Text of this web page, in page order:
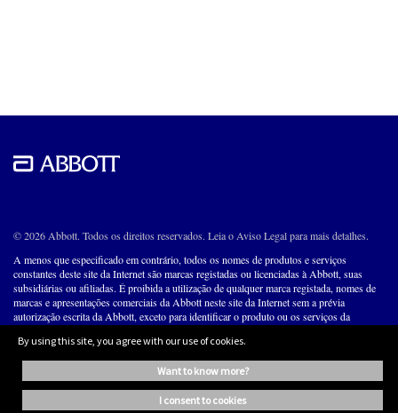
© 2026 Abbott. Todos os direitos reservados. Leia o Aviso Legal para mais detalhes.
A menos que especificado em contrário, todos os nomes de produtos e serviços
constantes deste site da Internet são marcas registadas ou licenciadas à Abbott, suas
subsidiárias ou afiliadas. É proibida a utilização de qualquer marca registada, nomes de
marcas e apresentações comerciais da Abbott neste site da Internet sem a prévia
autorização escrita da Abbott, exceto para identificar o produto ou os serviços da
ABBOTT LABORATÓRIOS DO BRASIL LTDA
By using this site, you agree with our use of cookies.
want to know more?
i consent to cookies